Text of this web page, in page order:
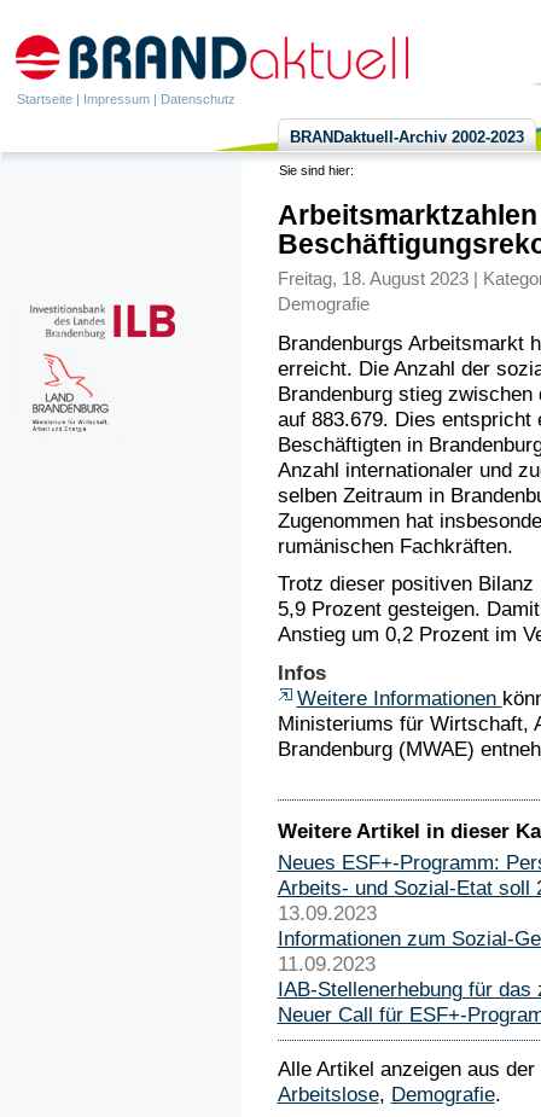
Startseite | Impressum | Datenschutz
BRANDaktuell-Archiv 2002-2023
Sie sind hier:
Freitag, 18. August 2023 |
Demografie
Brandenburgs Arbeitsmarkt
erreicht. Die Anzahl der
Brandenburg stieg zwischen
auf 883.679. Dies entspricht
Beschäftigten in
Anzahl internationaler und
selben Zeitraum in
Zugenommen hat
rumänischen Fachkräften.
Trotz dieser positiven
5,9 Prozent gesteigen.
Anstieg um 0,2 Prozent im
Infos
Weitere Informationen
Ministeriums für Wirtschaft,
Brandenburg (MWAE)
Weitere Artikel in dieser
Neues ESF+-Programm:
Arbeits- und Sozial-Etat soll
13.09.2023
Informationen zum Sozial-
11.09.2023
IAB-Stellenerhebung für das
Neuer Call für ESF+-
Alle Artikel anzeigen aus
Arbeitslose, Demografie.